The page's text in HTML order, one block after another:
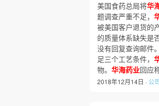
美国食药总局将华
题调查严重不足，
被美国客户退货的
的质量体系缺失是
没有回复查询邮件
足三个工艺条件，
物。 华海药业回应
2018年12月14日 · 公